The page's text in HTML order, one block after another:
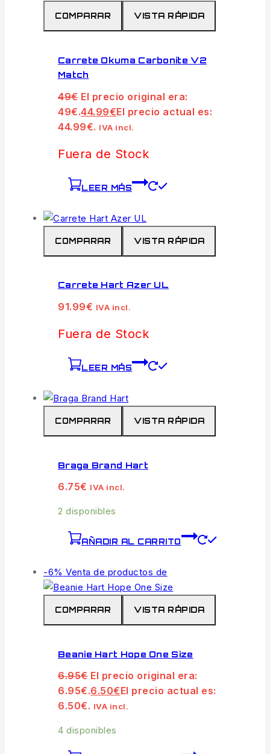
COMPARAR VISTA RÁPIDA
Carrete Okuma Carbonite V2
Match
49€ El precio original era:
49€.44.99€El precio actual es:
44.99€. IVA incl.
Fuera de Stock
LEER MÁS
COMPARAR VISTA RÁPIDA
Carrete Hart Azer UL
91.99€ IVA incl.
Fuera de Stock
LEER MÁS
COMPARAR VISTA RÁPIDA
Braga Brand Hart
6.75€ IVA incl.
2 disponibles
AÑADIR AL CARRITO
-6% Venta de productos de
COMPARAR VISTA RÁPIDA
Beanie Hart Hope One Size
6.95€ El precio original era:
6.95€.6.50€El precio actual es:
6.50€. IVA incl.
4 disponibles